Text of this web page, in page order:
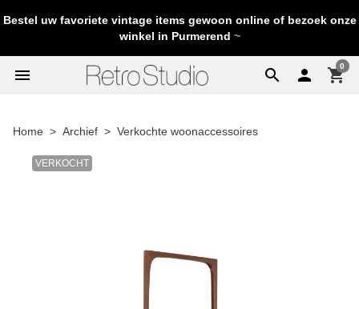
Bestel uw favoriete vintage items gewoon online of bezoek onze
winkel in Purmerend ~
search
menu  shopping_cart
0
Home Archief Verkochte woonaccessoires
VERKOCHT